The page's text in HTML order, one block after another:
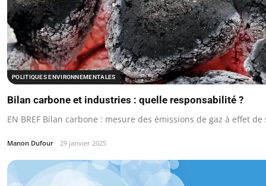
POLITIQUES ENVIRONNEMENTALES
Bilan carbone et industries : quelle responsabilité ?
EN BREF Bilan carbone : mesure des émissions de gaz à effet
Manon Dufour 29 janvier 2025